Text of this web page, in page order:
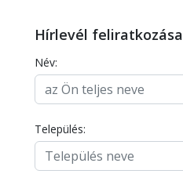
Hírlevél feliratkozása
Név:
Település: